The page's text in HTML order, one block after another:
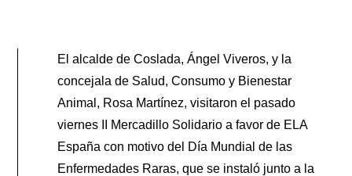
El alcalde de Coslada, Ángel Viveros, y la
concejala de Salud, Consumo y Bienestar
Animal, Rosa Martínez, visitaron el pasado
viernes II Mercadillo Solidario a favor de ELA
España con motivo del Día Mundial de las
Enfermedades Raras, que se instaló junto a la